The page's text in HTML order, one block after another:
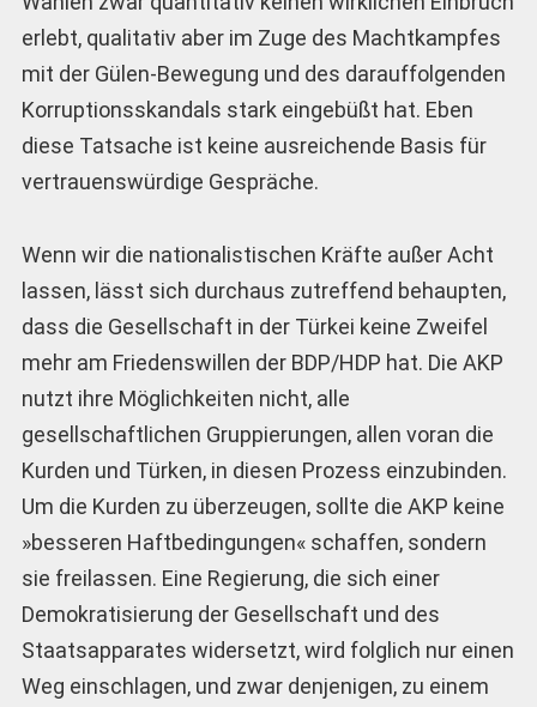
erlebt, qualitativ aber im Zuge des Machtkampfes
mit der Gülen-Bewegung und des darauffolgenden
Korruptionsskandals stark eingebüßt hat. Eben
diese Tatsache ist keine ausreichende Basis für
vertrauenswürdige Gespräche.
Wenn wir die nationalistischen Kräfte außer Acht
lassen, lässt sich durchaus zutreffend behaupten,
dass die Gesellschaft in der Türkei keine Zweifel
mehr am Friedenswillen der BDP/HDP hat. Die AKP
nutzt ihre Möglichkeiten nicht, alle
gesellschaftlichen Gruppierungen, allen voran die
Kurden und Türken, in diesen Prozess einzubinden.
Um die Kurden zu überzeugen, sollte die AKP keine
»besseren Haftbedingungen« schaffen, sondern
sie freilassen. Eine Regierung, die sich einer
Demokratisierung der Gesellschaft und des
Staatsapparates widersetzt, wird folglich nur einen
Weg einschlagen, und zwar denjenigen, zu einem